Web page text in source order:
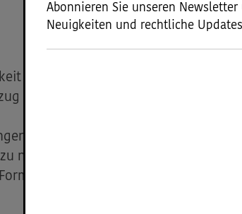
uns
auf
nutzen
Abonnieren Sie unseren
Neuigkeiten und rechtliche